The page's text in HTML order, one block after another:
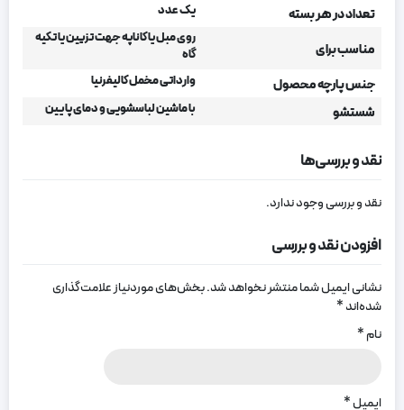
تعداد در هر بسته یک عدد
مناسب برای
روی مبل یا کاناپه جهت تزیین یا تکیه
گاه
جنس پارچه محصول وارداتی مخمل کالیفرنیا
شستشو با ماشین لباسشویی و دمای پایین
نقد و بررسی‌ها
نقد و بررسی وجود ندارد.
افزودن نقد و بررسی
نشانی ایمیل شما منتشر نخواهد شد.بخش‌های موردنیاز علامت‌گذاری
شده‌اند*
نام*
ایمیل*